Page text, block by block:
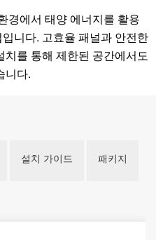
경에서 태양 에너지를 활용
니다. 고효율 패널과 안전한
를 통해 제한된 공간에서도
니다.
설치 가이드 패키지